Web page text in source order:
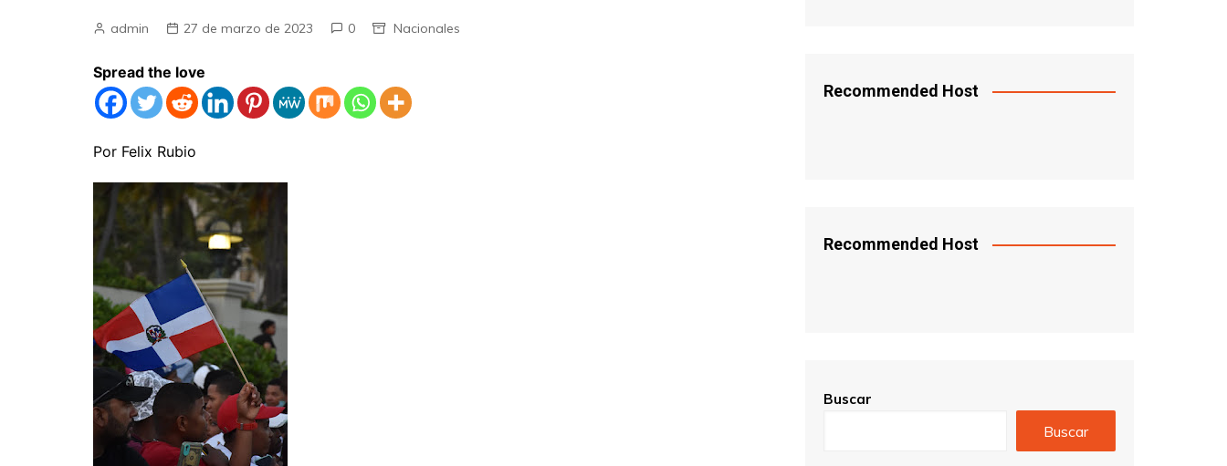
admin 27 de marzo de 2023 0 Nacionales
Spread the love
Por Felix Rubio
Recommended Host
Recommended Host
Buscar
Buscar